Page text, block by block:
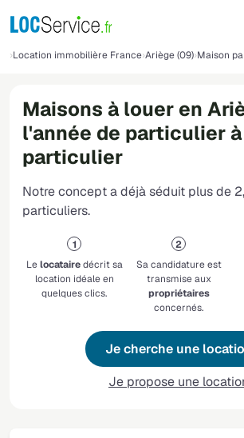
Location immobilière France Ariège (09) Maison
Maisons à louer en
l'année de particulier à
particulier
Notre concept a déjà séduit plus de
particuliers.
Lelocatairedécrit sa
location idéale en
quelques clics.
Sa candidature est
transmise aux
propriétaires
concernés.
Je cherche une
Je propose une